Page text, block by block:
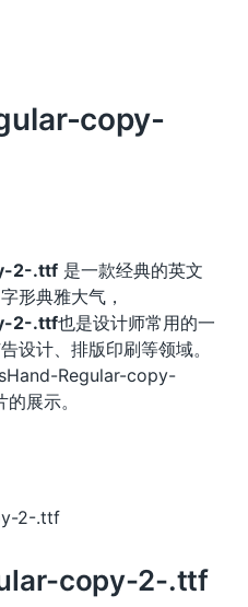
copy-
2-.ttf 是一款经典的英文
形典雅大气，
2-.ttf也是设计师常用的一
设计、排版印刷等领域。
Regular-copy-
展示。
copy-2-.ttf